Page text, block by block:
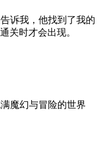
诉我，他找到了我的
关时才会出现。
魔幻与冒险的世界